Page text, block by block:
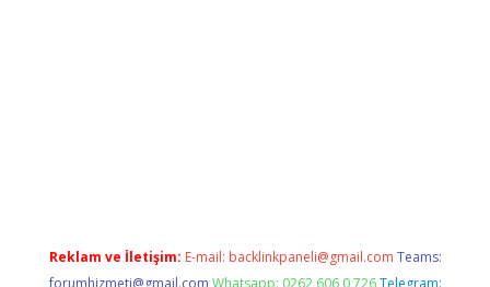
Reklam ve İletişim: E-mail: backlinkpaneli@gmail.com Teams:
forumhizmeti@gmail.com Whatsapp: 0262 606 0 726 Telegram: